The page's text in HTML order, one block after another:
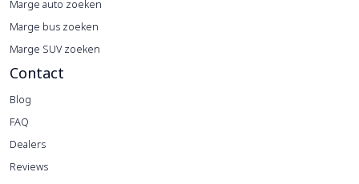
Marge auto zoeken
Marge bus zoeken
Marge SUV zoeken
Contact
Blog
FAQ
Dealers
Reviews